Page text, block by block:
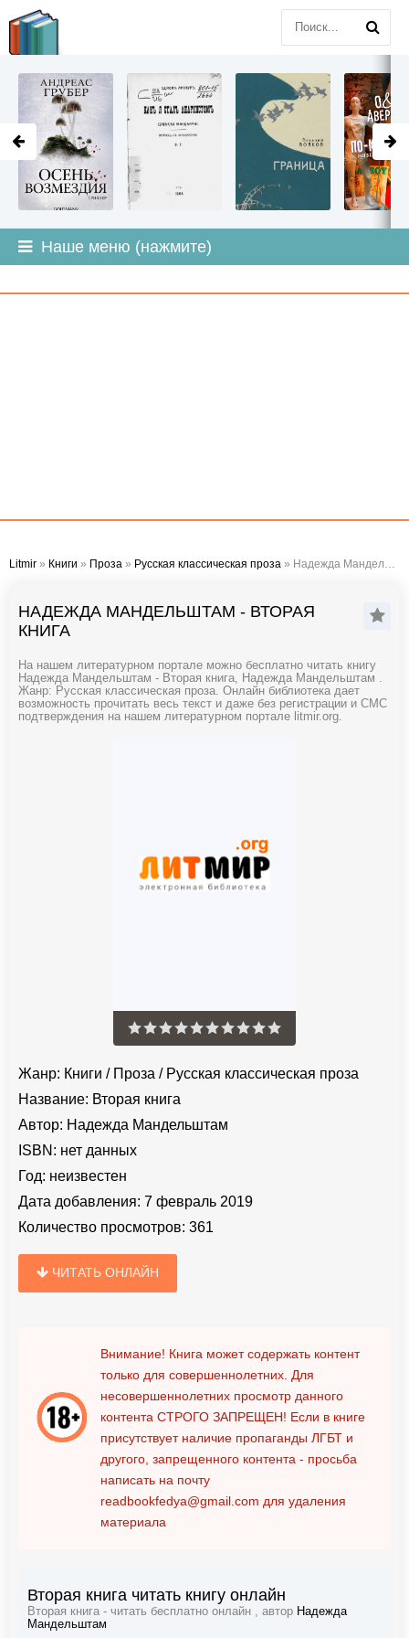
Наше меню (нажмите)
Litmir » Книги » Проза » Русская классическая проза » Надежда Мандельштам - Вторая книга
НАДЕЖДА МАНДЕЛЬШТАМ - ВТОРАЯ
КНИГА
На нашем литературном портале можно бесплатно читать книгу
Надежда Мандельштам - Вторая книга, Надежда Мандельштам .
Жанр: Русская классическая проза. Онлайн библиотека дает
возможность прочитать весь текст и даже без регистрации и СМС
подтверждения на нашем литературном портале litmir.org.
Жанр: Книги / Проза / Русская классическая проза
Название: Вторая книга
Автор: Надежда Мандельштам
ISBN: нет данных
Год: неизвестен
Дата добавления: 7 февраль 2019
Количество просмотров: 361
ЧИТАТЬ ОНЛАЙН
Внимание! Книга может содержать контент
только для совершеннолетних. Для
несовершеннолетних просмотр данного
контента СТРОГО ЗАПРЕЩЕН! Если в книге
присутствует наличие пропаганды ЛГБТ и
другого, запрещенного контента - просьба
написать на почту
readbookfedya@gmail.com для удаления
материала
Вторая книга читать книгу онлайн
Вторая книга - читать бесплатно онлайн , автор Надежда
Мандельштам
LITMIR.ORG